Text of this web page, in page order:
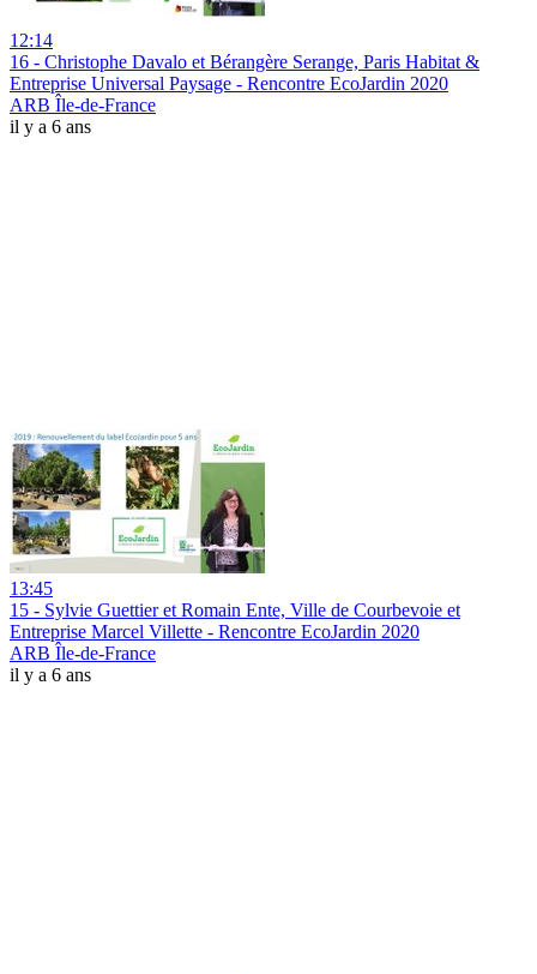
12:14
16 - Christophe Davalo et Bérangère Serange, Paris Habitat &
Entreprise Universal Paysage - Rencontre EcoJardin 2020
ARB Île-de-France
il y a 6 ans
13:45
15 - Sylvie Guettier et Romain Ente, Ville de Courbevoie et
Entreprise Marcel Villette - Rencontre EcoJardin 2020
ARB Île-de-France
il y a 6 ans